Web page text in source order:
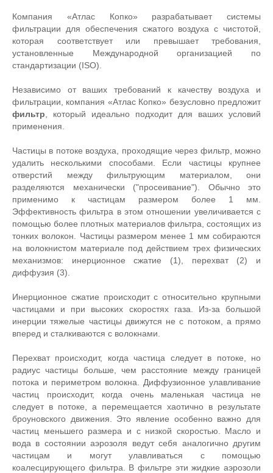
Компания «Атлас Копко» разрабатывает системы
фильтрации для обеспечения сжатого воздуха с чистотой,
которая соответствует или превышает требования,
установленные Международной организацией по
стандартизации (ISO).
Независимо от ваших требований к качеству воздуха и
фильтрации, компания «Атлас Копко» безусловно предложит
фильтр , который идеально подходит для ваших условий
применения.
Частицы в потоке воздуха, проходящие через фильтр, можно
удалить несколькими способами. Если частицы крупнее
отверстий между фильтрующим материалом, они
разделяются механически ("просеивание"). Обычно это
применимо к частицам размером более 1 мм.
Эффективность фильтра в этом отношении увеличивается с
помощью более плотных материалов фильтра, состоящих из
тонких волокон. Частицы размером менее 1 мм собираются
на волокнистом материале под действием трех физических
механизмов: инерционное сжатие (1), перехват (2) и
диффузия (3).
Инерционное сжатие происходит с относительно крупными
частицами и при высоких скоростях газа. Из-за большой
инерции тяжелые частицы движутся не с потоком, а прямо
вперед и сталкиваются с волокнами.
Перехват происходит, когда частица следует в потоке, но
радиус частицы больше, чем расстояние между границей
потока и периметром волокна. Диффузионное улавливание
частиц происходит, когда очень маленькая частица не
следует в потоке, а перемещается хаотично в результате
броуновского движения. Это явление особенно важно для
частиц меньшего размера и с низкой скоростью. Масло и
вода в состоянии аэрозоля ведут себя аналогично другим
частицам и могут улавливаться с помощью
коалесцирующего фильтра. В фильтре эти жидкие аэрозоли